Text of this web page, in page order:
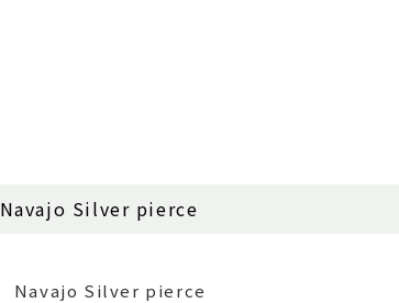
Navajo Silver pierce
Navajo Silver pierce